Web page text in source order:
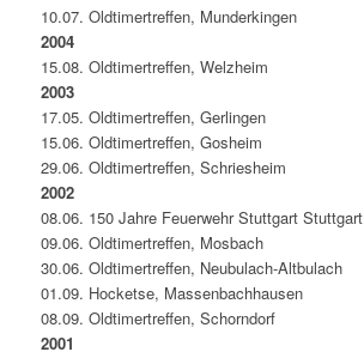
10.07. Oldtimertreffen, Munderkingen
2004
15.08. Oldtimertreffen, Welzheim
2003
17.05. Oldtimertreffen, Gerlingen
15.06. Oldtimertreffen, Gosheim
29.06. Oldtimertreffen, Schriesheim
2002
08.06. 150 Jahre Feuerwehr Stuttgart Stuttgart
09.06. Oldtimertreffen, Mosbach
30.06. Oldtimertreffen, Neubulach-Altbulach
01.09. Hocketse, Massenbachhausen
08.09. Oldtimertreffen, Schorndorf
2001